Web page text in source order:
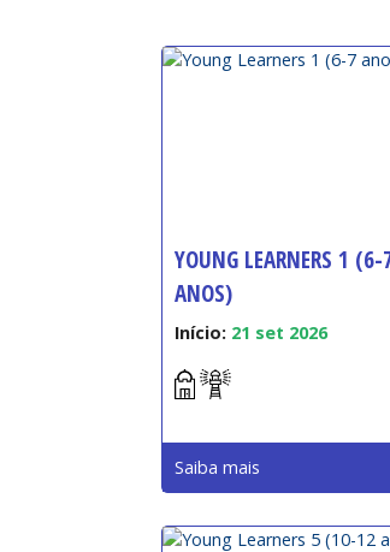
YOUNG LEARNERS 1 (6-
ANOS)
Início: 21 set 2026
Saiba mais